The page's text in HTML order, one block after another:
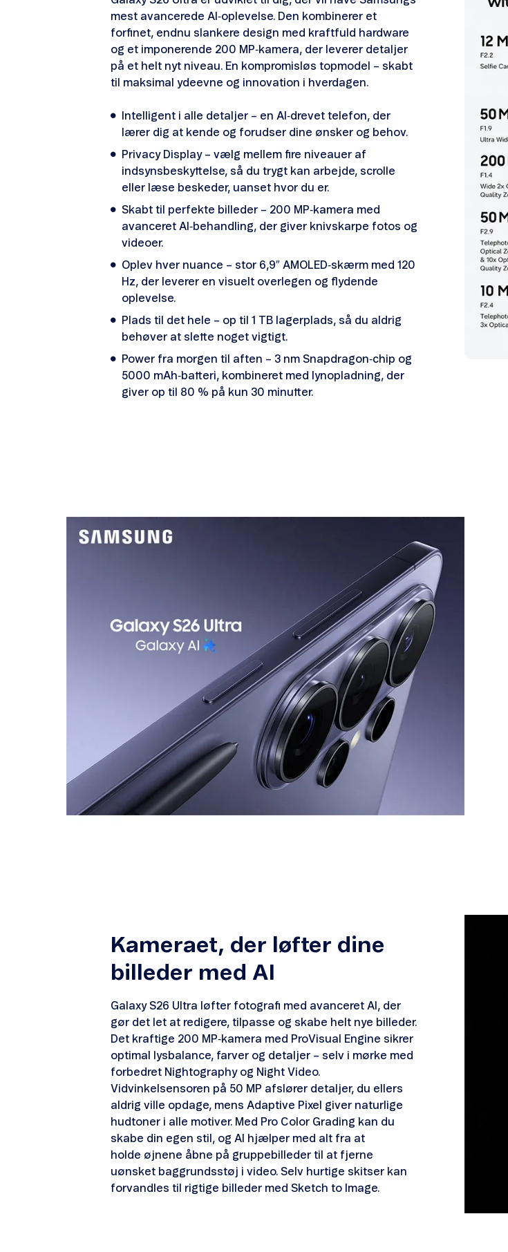
mest avancerede AI‑oplevelse. Den kombinerer et
forfinet, endnu slankere design med kraftfuld hardware
og et imponerende 200 MP‑kamera, der leverer detaljer
på et helt nyt niveau. En kompromisløs topmodel – skabt
til maksimal ydeevne og innovation i hverdagen.
Intelligent i alle detaljer – en AI‑drevet telefon, der
lærer dig at kende og forudser dine ønsker og behov.
Privacy Display – vælg mellem fire niveauer af
indsynsbeskyttelse, så du trygt kan arbejde, scrolle
eller læse beskeder, uanset hvor du er.
Skabt til perfekte billeder – 200 MP‑kamera med
avanceret AI‑behandling, der giver knivskarpe fotos og
videoer.
Oplev hver nuance – stor 6,9″ AMOLED‑skærm med 120
Hz, der leverer en visuelt overlegen og flydende
oplevelse.
Plads til det hele – op til 1 TB lagerplads, så du aldrig
behøver at slette noget vigtigt.
Power fra morgen til aften – 3 nm Snapdragon‑chip og
5000 mAh‑batteri, kombineret med lynopladning, der
giver op til 80 % på kun 30 minutter.
Kameraet, der løfter dine
billeder med AI
Galaxy S26 Ultra løfter fotografi med avanceret AI, der
gør det let at redigere, tilpasse og skabe helt nye billeder.
Det kraftige 200 MP‑kamera med ProVisual Engine sikrer
optimal lysbalance, farver og detaljer – selv i mørke med
forbedret Nightography og Night Video.
Vidvinkelsensoren på 50 MP afslører detaljer, du ellers
aldrig ville opdage, mens Adaptive Pixel giver naturlige
hudtoner i alle motiver. Med Pro Color Grading kan du
skabe din egen stil, og AI hjælper med alt fra at
holde øjnene åbne på gruppebilleder til at fjerne
uønsket baggrundsstøj i video. Selv hurtige skitser kan
forvandles til rigtige billeder med Sketch to Image.